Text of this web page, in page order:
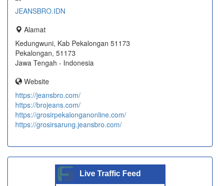
JEANSBRO.IDN
Alamat
Kedungwuni, Kab Pekalongan 51173
Pekalongan, 51173
Jawa Tengah - Indonesia
Website
https://jeansbro.com/
https://brojeans.com/
https://grosirpekalonganonline.com/
https://grosirsarung.jeansbro.com/
Live Traffic Feed